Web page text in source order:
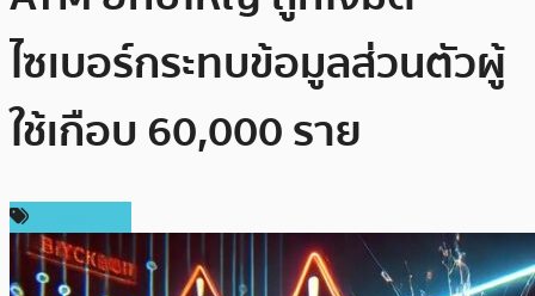
ไซเบอร์กระทบข้อมูลส่วนตัวผู้
ใช้เกือบ 60,000 ราย